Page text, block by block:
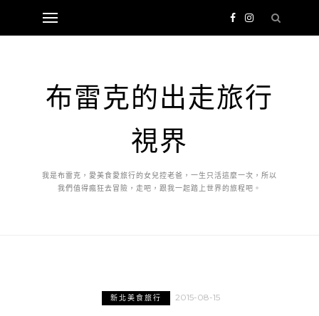
布雷克的出走旅行
視界
我是布雷克，愛美食愛旅行的女兒控老爸，一生只活這麼一次，所以
我們值得瘋狂去冒險，走吧，跟我一起踏上世界的旅程吧。
新北美食旅行 2015-08-15